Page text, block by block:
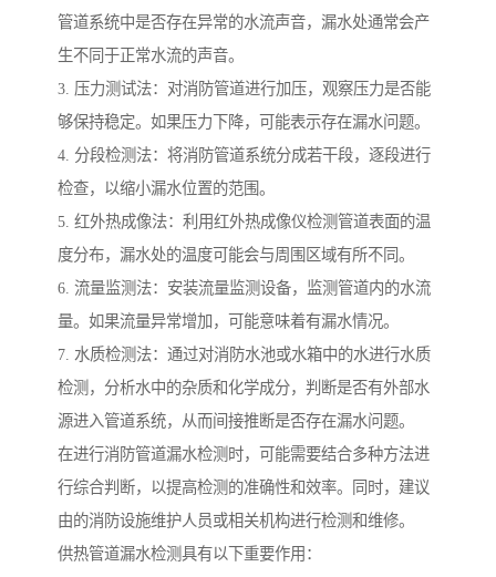
管道系统中是否存在异常的水流声音，漏水处通常会产
生不同于正常水流的声音。
3. 压力测试法：对消防管道进行加压，观察压力是否能
够保持稳定。如果压力下降，可能表示存在漏水问题。
4. 分段检测法：将消防管道系统分成若干段，逐段进行
检查，以缩小漏水位置的范围。
5. 红外热成像法：利用红外热成像仪检测管道表面的温
度分布，漏水处的温度可能会与周围区域有所不同。
6. 流量监测法：安装流量监测设备，监测管道内的水流
量。如果流量异常增加，可能意味着有漏水情况。
7. 水质检测法：通过对消防水池或水箱中的水进行水质
检测，分析水中的杂质和化学成分，判断是否有外部水
源进入管道系统，从而间接推断是否存在漏水问题。
在进行消防管道漏水检测时，可能需要结合多种方法进
行综合判断，以提高检测的准确性和效率。同时，建议
由的消防设施维护人员或相关机构进行检测和维修。
供热管道漏水检测具有以下重要作用：